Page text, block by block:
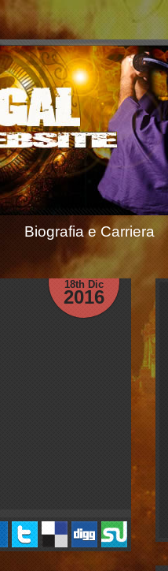
Biografia e Carriera
18th Dic
2016